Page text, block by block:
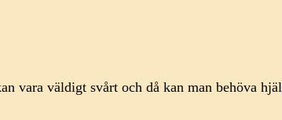
vara väldigt svårt och då kan man behöva